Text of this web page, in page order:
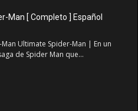
Man [ Completo ] Español
Ultimate Spider-Man | En un
de Spider Man que...